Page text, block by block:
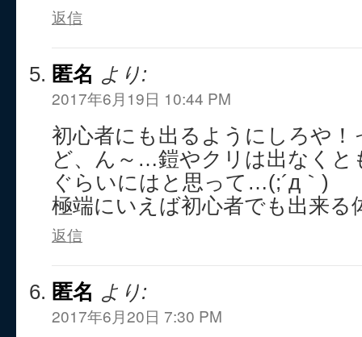
返信
匿名 より:
2017年6月19日 10:44 PM
初心者にも出るようにしろや
ど、ん～…鎧やクリは出なくと
ぐらいにはと思って…(;´д｀)
極端にいえば初心者でも出来
返信
匿名 より:
2017年6月20日 7:30 PM